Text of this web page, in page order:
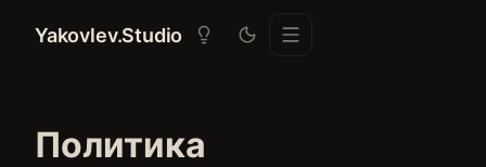
Yakovlev.Studio
Политика